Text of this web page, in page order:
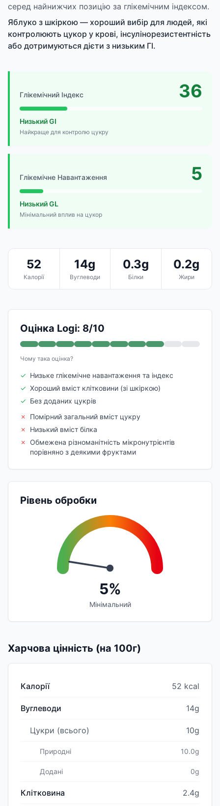
серед найнижчих позицію за глікемічним індексом.
Яблуко з шкіркою — хороший вибір для людей, які
контролюють цукор у крові, інсулінорезистентність
або дотримуються дієти з низьким ГІ.
Глікемічний Індекс 36
Низький GI
Найкраще для контролю цукру
Глікемічне Навантаження 5
Низький GL
Мінімальний вплив на цукор
52
Калорії
14g
Вуглеводи
0.3g
Білки
0.2g
Жири
Оцінка Logi: 8/10
Чому така оцінка?
✓ Низьке глікемічне навантаження та індекс
✓ Хороший вміст клітковини (зі шкіркою)
✓ Без доданих цукрів
✗
Помірний загальний вміст цукру
✗
Низький вміст білка
✗
Обмежена різноманітність мікронутрієнтів
порівняно з деякими фруктами
Рівень обробки
5%
Мінімальний
Харчова цінність (на 100г)
Калорії 52 kcal
Вуглеводи 14g
Цукри (всього) 10g
Природні 10.0g
Додані 0g
Клітковина 2.4g